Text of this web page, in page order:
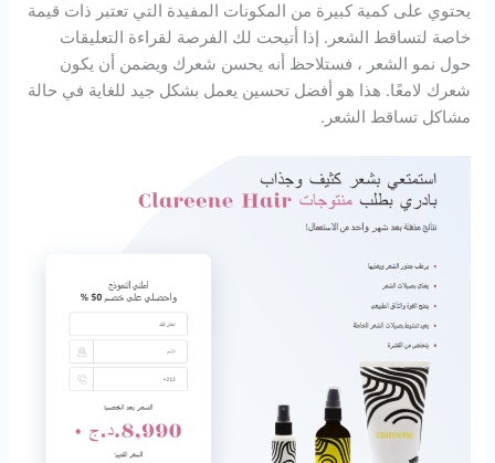
يحتوي على كمية كبيرة من المكونات المفيدة التي تعتبر ذات قيمة
خاصة لتساقط الشعر. إذا أتيحت لك الفرصة لقراءة التعليقات
حول نمو الشعر ، فستلاحظ أنه يحسن شعرك ويضمن أن يكون
شعرك لامعًا. هذا هو أفضل تحسين يعمل بشكل جيد للغاية في حالة
مشاكل تساقط الشعر.